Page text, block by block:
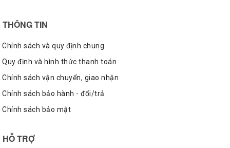
THÔNG TIN
Chính sách và quy định chung
Quy định và hình thức thanh toán
Chính sách vận chuyển, giao nhận
Chính sách bảo hành - đổi/trả
Chính sách bảo mật
HỖ TRỢ